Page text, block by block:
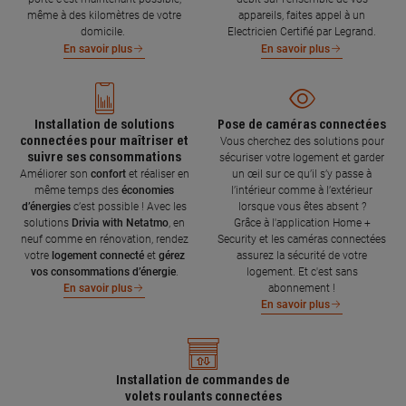
même à des kilomètres de votre
domicile.
En savoir plus
appareils, faites appel à un
Electricien Certifié par Legrand.
En savoir plus
Installation de solutions
connectées pour maîtriser et
suivre ses consommations
Améliorer son confort et réaliser en
même temps des économies
d’énergies c’est possible ! Avec les
solutions Drivia with Netatmo , en
neuf comme en rénovation, rendez
votre logement connecté et gérez
vos consommations d’énergie.
En savoir plus
Pose de caméras connectées
Vous cherchez des solutions pour
sécuriser votre logement et garder
un œil sur ce qu’il s’y passe à
l’intérieur comme à l’extérieur
lorsque vous êtes absent ?
Grâce à l'application Home +
Security et les caméras connectées
assurez la sécurité de votre
logement. Et c'est sans
abonnement !
En savoir plus
Installation de commandes de
volets roulants connectées